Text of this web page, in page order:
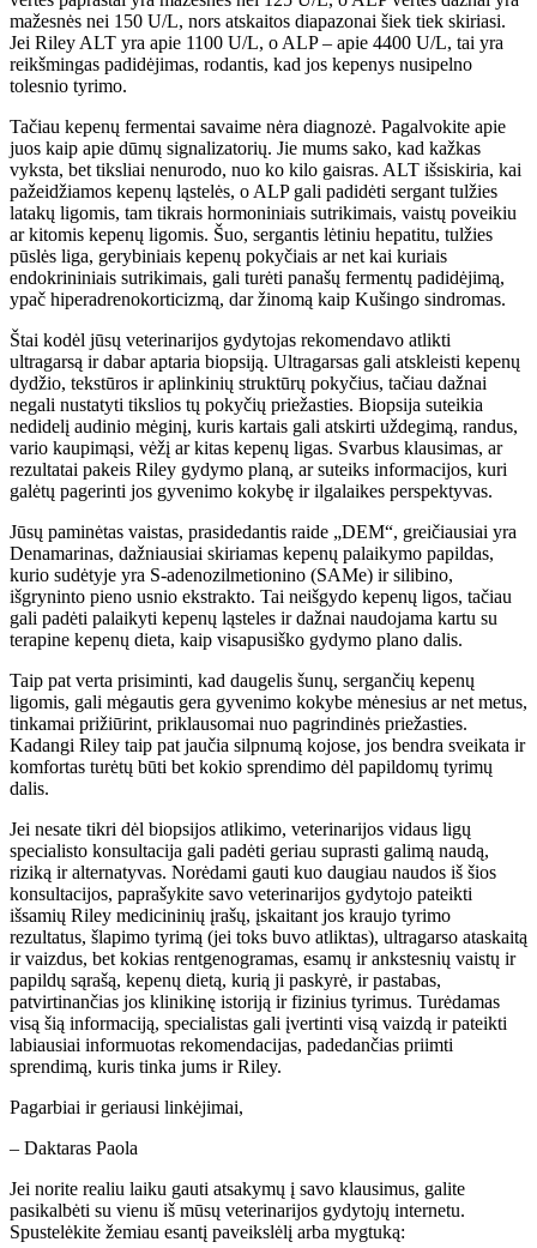
mažesnės nei 150 U/L, nors atskaitos diapazonai šiek tiek skiriasi.
Jei Riley ALT yra apie 1100 U/L, o ALP – apie 4400 U/L, tai yra
reikšmingas padidėjimas, rodantis, kad jos kepenys nusipelno
tolesnio tyrimo.
Tačiau kepenų fermentai savaime nėra diagnozė. Pagalvokite apie
juos kaip apie dūmų signalizatorių. Jie mums sako, kad kažkas
vyksta, bet tiksliai nenurodo, nuo ko kilo gaisras. ALT išsiskiria, kai
pažeidžiamos kepenų ląstelės, o ALP gali padidėti sergant tulžies
latakų ligomis, tam tikrais hormoniniais sutrikimais, vaistų poveikiu
ar kitomis kepenų ligomis. Šuo, sergantis lėtiniu hepatitu, tulžies
pūslės liga, gerybiniais kepenų pokyčiais ar net kai kuriais
endokrininiais sutrikimais, gali turėti panašų fermentų padidėjimą,
ypač hiperadrenokorticizmą, dar žinomą kaip Kušingo sindromas.
Štai kodėl jūsų veterinarijos gydytojas rekomendavo atlikti
ultragarsą ir dabar aptaria biopsiją. Ultragarsas gali atskleisti kepenų
dydžio, tekstūros ir aplinkinių struktūrų pokyčius, tačiau dažnai
negali nustatyti tikslios tų pokyčių priežasties. Biopsija suteikia
nedidelį audinio mėginį, kuris kartais gali atskirti uždegimą, randus,
vario kaupimąsi, vėžį ar kitas kepenų ligas. Svarbus klausimas, ar
rezultatai pakeis Riley gydymo planą, ar suteiks informacijos, kuri
galėtų pagerinti jos gyvenimo kokybę ir ilgalaikes perspektyvas.
Jūsų paminėtas vaistas, prasidedantis raide „DEM“, greičiausiai yra
Denamarinas, dažniausiai skiriamas kepenų palaikymo papildas,
kurio sudėtyje yra S-adenozilmetionino (SAMe) ir silibino,
išgryninto pieno usnio ekstrakto. Tai neišgydo kepenų ligos, tačiau
gali padėti palaikyti kepenų ląsteles ir dažnai naudojama kartu su
terapine kepenų dieta, kaip visapusiško gydymo plano dalis.
Taip pat verta prisiminti, kad daugelis šunų, sergančių kepenų
ligomis, gali mėgautis gera gyvenimo kokybe mėnesius ar net metus,
tinkamai prižiūrint, priklausomai nuo pagrindinės priežasties.
Kadangi Riley taip pat jaučia silpnumą kojose, jos bendra sveikata ir
komfortas turėtų būti bet kokio sprendimo dėl papildomų tyrimų
dalis.
Jei nesate tikri dėl biopsijos atlikimo, veterinarijos vidaus ligų
specialisto konsultacija gali padėti geriau suprasti galimą naudą,
riziką ir alternatyvas. Norėdami gauti kuo daugiau naudos iš šios
konsultacijos, paprašykite savo veterinarijos gydytojo pateikti
išsamių Riley medicininių įrašų, įskaitant jos kraujo tyrimo
rezultatus, šlapimo tyrimą (jei toks buvo atliktas), ultragarso ataskaitą
ir vaizdus, ​​bet kokias rentgenogramas, esamų ir ankstesnių vaistų ir
papildų sąrašą, kepenų dietą, kurią ji paskyrė, ir pastabas,
patvirtinančias jos klinikinę istoriją ir fizinius tyrimus. Turėdamas
visą šią informaciją, specialistas gali įvertinti visą vaizdą ir pateikti
labiausiai informuotas rekomendacijas, padedančias priimti
sprendimą, kuris tinka jums ir Riley.
Pagarbiai ir geriausi linkėjimai,
– Daktaras Paola
Jei norite realiu laiku gauti atsakymų į savo klausimus, galite
pasikalbėti su vienu iš mūsų veterinarijos gydytojų internetu.
Spustelėkite žemiau esantį paveikslėlį arba mygtuką: